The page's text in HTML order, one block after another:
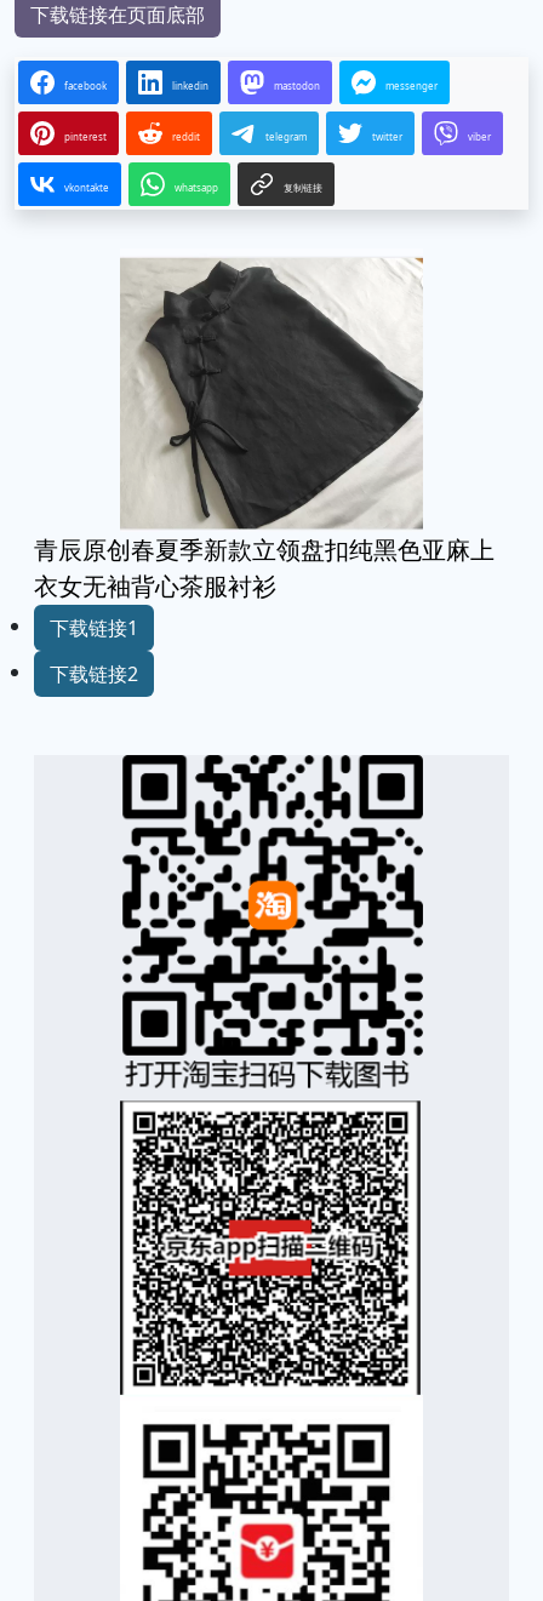
下载链接在页面底部
facebook linkedin mastodon messenger
pinterest reddit telegram twitter viber
vkontakte whatsapp 复制链接
青辰原创春夏季新款立领盘扣纯黑色亚麻上
衣女无袖背心茶服衬衫
下载链接1
下载链接2